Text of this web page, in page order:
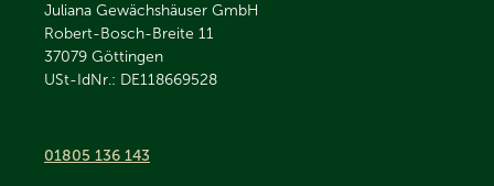
Juliana Gewächshäuser GmbH
Robert-Bosch-Breite 11
37079 Göttingen
USt-IdNr.: DE118669528
01805 136 143